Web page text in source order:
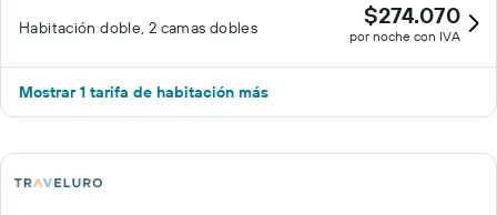
Habitación doble, 2 camas dobles $274.070
por noche con IVA
Mostrar 1 tarifa de habitación más